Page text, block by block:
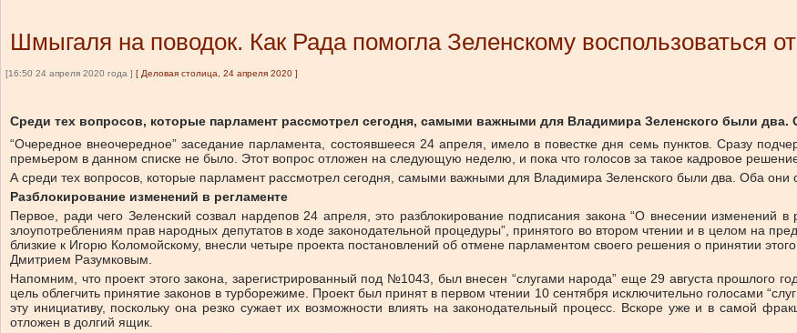
Шмыгаля на поводок. Как Рада помогла Зеленскому воспользоваться
[16:50 24 апреля 2020 года ] [ Деловая столица, 24 апреля 2020 ]
Среди тех вопросов, которые парламент рассмотрел сегодня, самыми важными для Владимира Зеленского были
“Очередное внеочередное” заседание парламента, состоявшееся 24 апреля, имело в повестке дня семь пунктов. Сразу
премьером в данном списке не было. Этот вопрос отложен на следующую неделю, и пока что голосов за такое кадровое
А среди тех вопросов, которые парламент рассмотрел сегодня, самыми важными для Владимира Зеленского были два. Оба они
Разблокирование изменений в регламенте
Первое, ради чего Зеленский созвал нардепов 24 апреля, это разблокирование подписания закона “О внесении изменений
злоупотреблениям прав народных депутатов в ходе законодательной процедуры”, принятого во втором чтении и в целом на
близкие к Игорю Коломойскому, внесли четыре проекта постановлений об отмене парламентом своего решения о принятии
Дмитрием Разумковым.
Напомним, что проект этого закона, зарегистрированный под №1043, был внесен “слугами народа” еще 29 августа прошлого
цель облегчить принятие законов в турборежиме. Проект был принят в первом чтении 10 сентября исключительно голосами
эту инициативу, поскольку она резко сужает их возможности влиять на законодательный процесс. Вскоре уже и в самой
отложен в долгий ящик.